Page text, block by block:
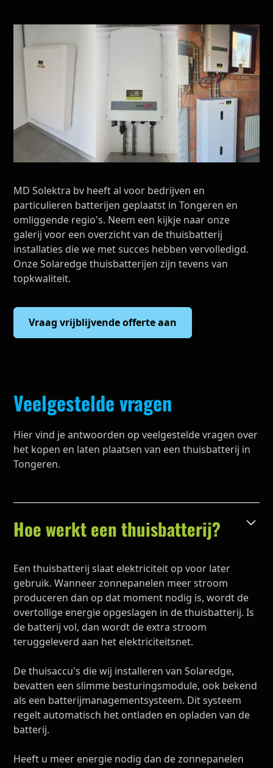
MD Solektra bv heeft al voor bedrijven en
particulieren batterijen geplaatst in Tongeren en
omliggende regio's. Neem een kijkje naar onze
galerij voor een overzicht van de thuisbatterij
installaties die we met succes hebben vervolledigd.
Onze Solaredge thuisbatterijen zijn tevens van
topkwaliteit.
Vraag vrijblijvende offerte aan
Veelgestelde vragen
Hier vind je antwoorden op veelgestelde vragen over
het kopen en laten plaatsen van een thuisbatterij in
Tongeren.
Hoe werkt een thuisbatterij?
Een thuisbatterij slaat elektriciteit op voor later
gebruik. Wanneer zonnepanelen meer stroom
produceren dan op dat moment nodig is, wordt de
overtollige energie opgeslagen in de thuisbatterij. Is
de batterij vol, dan wordt de extra stroom
teruggeleverd aan het elektriciteitsnet.
De thuisaccu's die wij installeren van Solaredge,
bevatten een slimme besturingsmodule, ook bekend
als een batterijmanagementsysteem. Dit systeem
regelt automatisch het ontladen en opladen van de
batterij.
Heeft u meer energie nodig dan de zonnepanelen